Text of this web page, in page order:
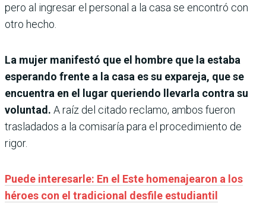
pero al ingresar el personal a la casa se encontró con
otro hecho.
La mujer manifestó que el hombre que la estaba
esperando frente a la casa es su expareja, que se
encuentra en el lugar queriendo llevarla contra su
voluntad. A raíz del citado reclamo, ambos fueron
trasladados a la comisaría para el procedimiento de
rigor.
Puede interesarle: En el Este homenajearon a los
héroes con el tradicional desfile estudiantil